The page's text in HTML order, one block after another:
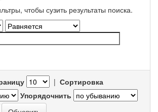
чтобы сузить результаты поиска.
| Сортировка
Упорядочнить